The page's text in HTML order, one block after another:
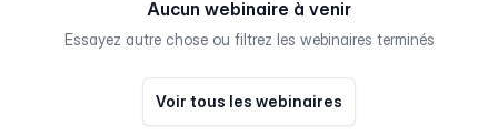
Aucun webinaire à venir
Essayez autre chose ou filtrez les webinaires terminés
Voir tous les webinaires